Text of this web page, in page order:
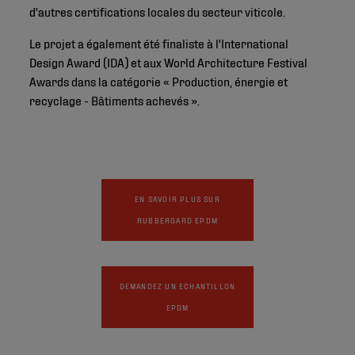
d'autres certifications locales du secteur viticole.
Le projet a également été finaliste à l'International
Design Award (IDA) et aux World Architecture Festival
Awards dans la catégorie « Production, énergie et
recyclage - Bâtiments achevés ».
EN SAVOIR PLUS SUR
RUBBERGARD EPDM
DEMANDEZ UN ECHANTILLON
EPDM